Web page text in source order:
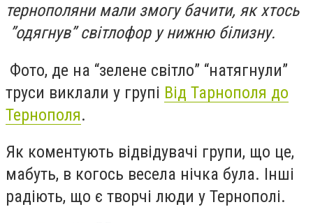
тернополяни мали змогу бачити, як хтось
”одягнув” світлофор у нижню білизну.
Фото, де на “зелене світло” “натягнули”
труси виклали у групі Від Тарнополя до
Тернополя.
Як коментують відвідувачі групи, що це,
мабуть, в когось весела нічка була. Інші
радіють, що є творчі люди у Тернополі.